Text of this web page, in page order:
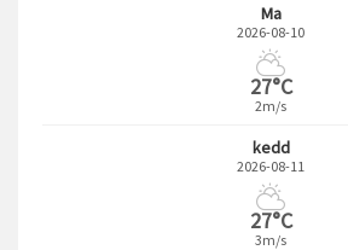
Ma
2026-08-10
27°C
2m/s
kedd
2026-08-11
27°C
3m/s